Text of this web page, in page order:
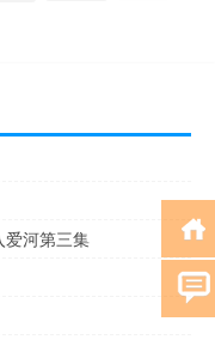
爱河第三集